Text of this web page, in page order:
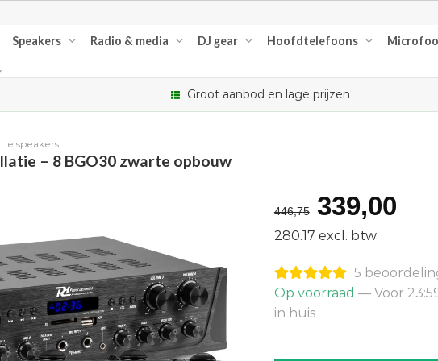
Speakers Radio & media DJ gear Hoofdtelefoons
Groot aanbod en lage prijzen
speakers
– 8 BGO30 zwarte opbouw
446,75
prijs
was:
€446,75.
339,00
is:
280.17 excl. btw
5
Op voorraad — Voor
in huis